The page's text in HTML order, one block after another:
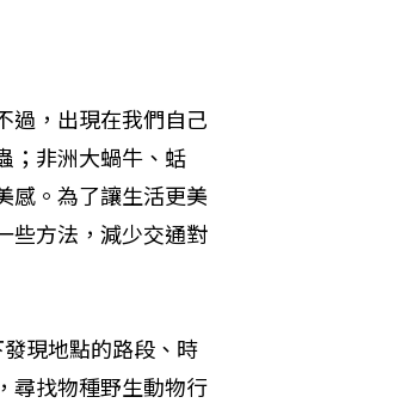
過，出現在我們自己
；非洲大蝸牛、蛞
感。為了讓生活更美
些方法，減少交通對
現地點的路段、時
尋找物種野生動物行